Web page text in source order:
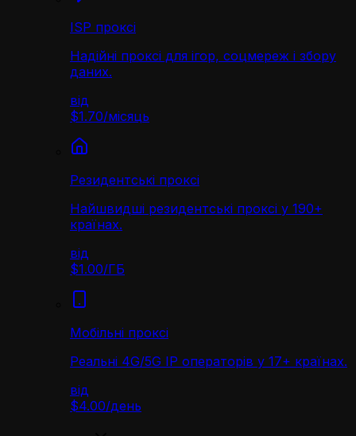
ISP проксі
Надійні проксі для ігор, соцмереж і збору
даних.
від
$1.70/місяць
Резидентські проксі
Найшвидші резидентські проксі у 190+
країнах.
від
$1.00/ГБ
Мобільні проксі
Реальні 4G/5G IP операторів у 17+ країнах.
від
$4.00/день